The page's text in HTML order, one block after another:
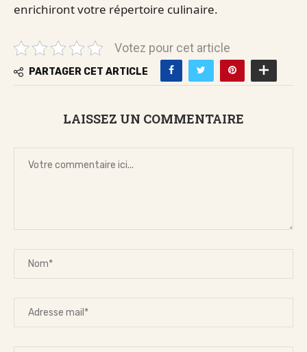
enrichiront votre répertoire culinaire.
Votez pour cet article
PARTAGER CET ARTICLE
LAISSEZ UN COMMENTAIRE